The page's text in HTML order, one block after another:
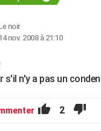
noir
nov. 2008 à 21:10
s'il n'y a pas un
2